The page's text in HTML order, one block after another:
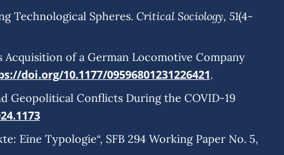
Technological Spheres. Critical Sociology, 51(4-
Acquisition of a German Locomotive Company
doi.org/10.1177/09596801231226421.
Geopolitical Conflicts During the COVID-19
Eine Typologie“, SFB 294 Working Paper No. 5,